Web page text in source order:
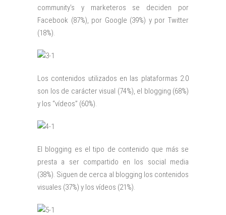
community’s y marketeros se deciden por
Facebook (87%), por Google (39%) y por Twitter
(18%).
Los contenidos utilizados en las plataformas 2.0
son los de carácter visual (74%), el blogging (68%)
y los “vídeos” (60%).
El blogging es el tipo de contenido que más se
presta a ser compartido en los social media
(38%). Siguen de cerca al blogging los contenidos
visuales (37%) y los vídeos (21%).